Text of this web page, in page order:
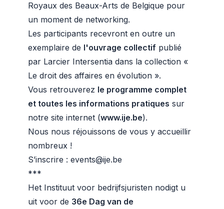
Royaux des Beaux-Arts de Belgique pour
un moment de networking.
Les participants recevront en outre un
exemplaire de l'ouvrage collectif publié
par Larcier Intersentia dans la collection «
Le droit des affaires en évolution ».
Vous retrouverez le programme complet
et toutes les informations pratiques sur
notre site internet (www.ije.be).
Nous nous réjouissons de vous y accueillir
nombreux !
S’inscrire : events@ije.be
***
Het Instituut voor bedrijfsjuristen nodigt u
uit voor de 36e Dag van de